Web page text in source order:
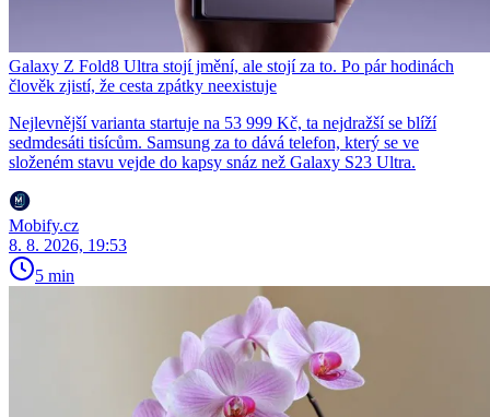
Galaxy Z Fold8 Ultra stojí jmění, ale stojí za to. Po pár hodinách
člověk zjistí, že cesta zpátky neexistuje
Nejlevnější varianta startuje na 53 999 Kč, ta nejdražší se blíží
sedmdesáti tisícům. Samsung za to dává telefon, který se ve
složeném stavu vejde do kapsy snáz než Galaxy S23 Ultra.
Mobify.cz
8. 8. 2026, 19:53
5 min